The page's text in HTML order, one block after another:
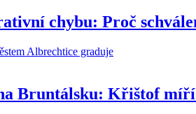
chybu: Proč
Bruntálsku: Křištof